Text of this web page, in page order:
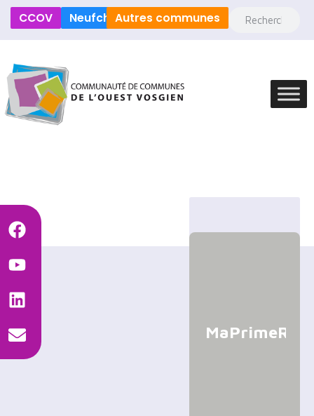
CCOV NeufchâteauAutres communes